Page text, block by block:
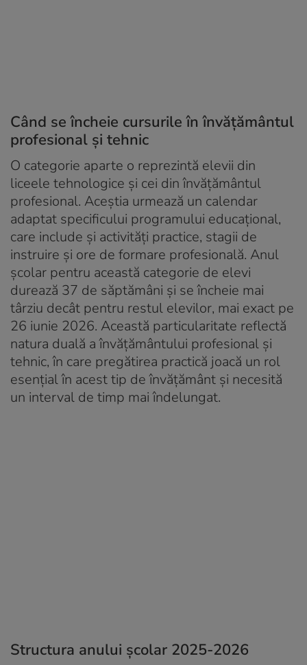
Când se încheie cursurile în învățământul
profesional și tehnic
O categorie aparte o reprezintă elevii din
liceele tehnologice și cei din învățământul
profesional. Aceștia urmează un calendar
adaptat specificului programului educațional,
care include și activități practice, stagii de
instruire și ore de formare profesională. Anul
școlar pentru această categorie de elevi
durează 37 de săptămâni și se încheie mai
târziu decât pentru restul elevilor, mai exact pe
26 iunie 2026. Această particularitate reflectă
natura duală a învățământului profesional și
tehnic, în care pregătirea practică joacă un rol
esențial în acest tip de învățământ și necesită
un interval de timp mai îndelungat.
Structura anului școlar 2025-2026